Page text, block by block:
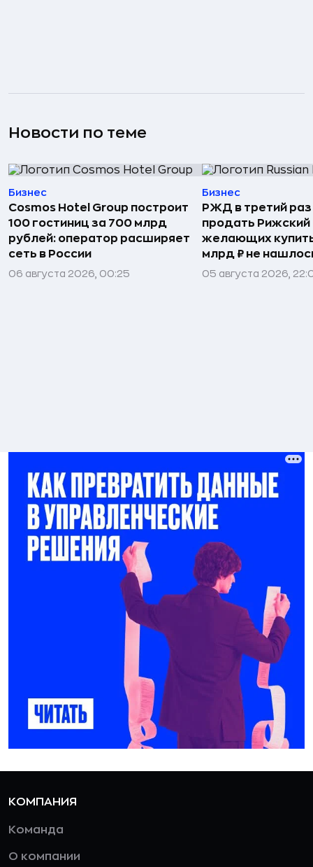
Новости по теме
Бизнес
Cosmos Hotel Group построит
100 гостиниц за 700 млрд
рублей: оператор расширяет
сеть в России
06 августа 2026, 00:25
Бизнес
РЖД в третий
продать Рижский
желающих
млрд ₽ не
05 августа 2026,
КОМПАНИЯ
Команда
О компании